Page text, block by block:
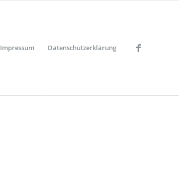
Impressum Datenschutzerklärung